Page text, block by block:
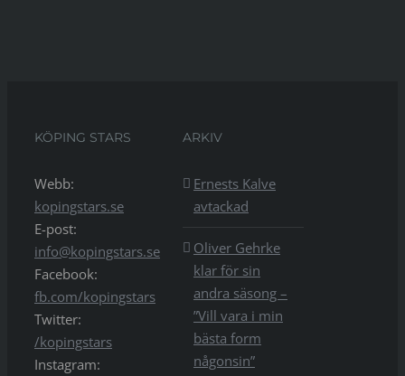
KÖPING STARS
Webb:
kopingstars.se
E-post:
info@kopingstars.se
Facebook:
fb.com/kopingstars
Twitter:
/kopingstars
Instagram:
ARKIV
Ernests Kalve
avtackad
Oliver Gehrke
klar för sin
andra säsong –
”Vill vara i min
bästa form
någonsin”